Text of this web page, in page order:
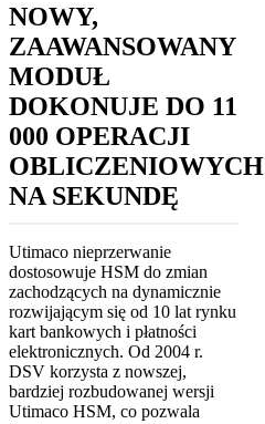
NOWY,
ZAAWANSOWANY
MODUŁ
DOKONUJE DO 11
000 OPERACJI
OBLICZENIOWYCH
NA SEKUNDĘ
Utimaco nieprzerwanie
dostosowuje HSM do zmian
zachodzących na dynamicznie
rozwijającym się od 10 lat rynku
kart bankowych i płatności
elektronicznych. Od 2004 r.
DSV korzysta z nowszej,
bardziej rozbudowanej wersji
Utimaco HSM, co pozwala